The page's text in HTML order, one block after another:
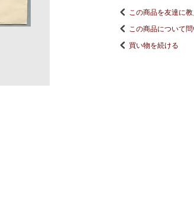
この商品を友達に
この商品について
買い物を続ける